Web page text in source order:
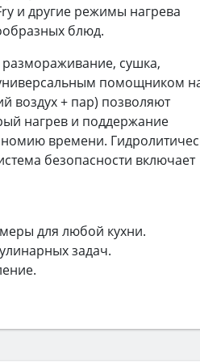
и другие режимы нагрева
блюд.
сушка,
универсальным помощником
воздух + пар) позволяют
нагрев и поддержание
времени.
безопасности включает
для любой кухни.
задач.